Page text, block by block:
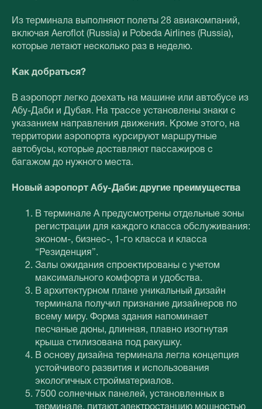
Из терминала выполняют полеты 28 авиакомпаний,
включая Aeroflot (Russia) и Pobeda Airlines (Russia),
которые летают несколько раз в неделю.
Как добраться?
В аэропорт легко доехать на машине или автобусе из
Абу-Даби и Дубая. На трассе установлены знаки с
указанием направления движения. Кроме этого, на
территории аэропорта курсируют маршрутные
автобусы, которые доставляют пассажиров с
багажом до нужного места.
Новый аэропорт Абу-Даби: другие преимущества
В терминале А предусмотрены отдельные зоны
регистрации для каждого класса обслуживания:
эконом-, бизнес-, 1-го класса и класса
“Резиденция”.
Залы ожидания спроектированы с учетом
максимального комфорта и удобства.
В архитектурном плане уникальный дизайн
терминала получил признание дизайнеров по
всему миру. Форма здания напоминает
песчаные дюны, длинная, плавно изогнутая
крыша стилизована под ракушку.
В основу дизайна терминала легла концепция
устойчивого развития и использования
экологичных стройматериалов.
7500 солнечных панелей, установленных в
терминале, питают электростанцию ​​мощностью